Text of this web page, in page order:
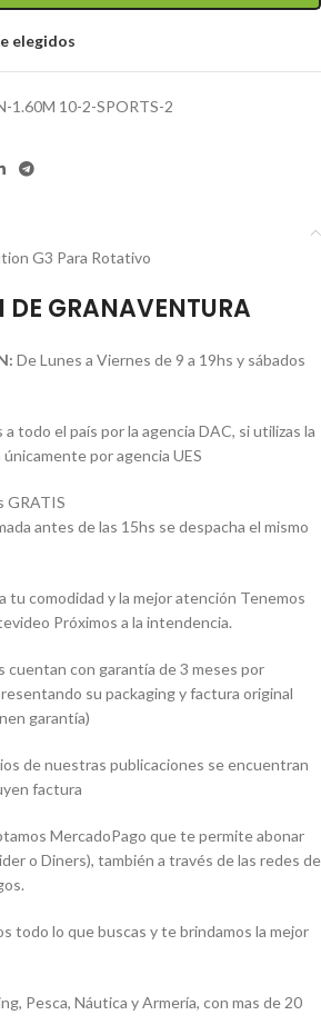
elegidos
1.60M 10-2-SPORTS-2
G3 Para Rotativo
GRANAVENTURA
De Lunes a Viernes de 9 a 19hs y sábados
todo el país por la agencia DAC, si utilizas la
por agencia UES
GRATIS
antes de las 15hs se despacha el mismo
tu comodidad y la mejor atención Tenemos
Próximos a la intendencia.
cuentan con garantía de 3 meses por
su packaging y factura original
garantía)
de nuestras publicaciones se encuentran
factura
MercadoPago que te permite abonar
o Diners), también a través de las redes de
todo lo que buscas y te brindamos la mejor
Pesca, Náutica y Armería, con mas de 20